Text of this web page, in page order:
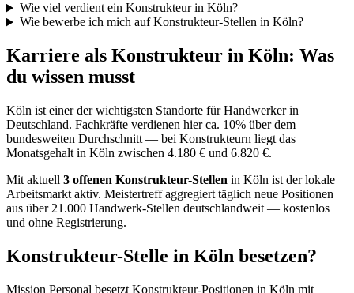
Wie viel verdient ein Konstrukteur in Köln?
Wie bewerbe ich mich auf Konstrukteur-Stellen in Köln?
Karriere als Konstrukteur in Köln: Was
du wissen musst
Köln ist einer der wichtigsten Standorte für Handwerker in
Deutschland. Fachkräfte verdienen hier ca. 10% über dem
bundesweiten Durchschnitt — bei Konstrukteurn liegt das
Monatsgehalt in Köln zwischen 4.180 € und 6.820 €.
Mit aktuell 3 offenen Konstrukteur-Stellen in Köln ist der lokale
Arbeitsmarkt aktiv. Meistertreff aggregiert täglich neue Positionen
aus über 21.000 Handwerk-Stellen deutschlandweit — kostenlos
und ohne Registrierung.
Konstrukteur-Stelle in Köln besetzen?
Mission Personal besetzt Konstrukteur-Positionen in Köln mit